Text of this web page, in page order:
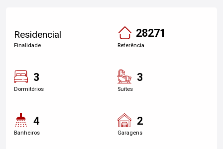
Residencial
Finalidade
28271
Referência
3
Dormitórios
3
Suítes
4
Banheiros
2
Garagens